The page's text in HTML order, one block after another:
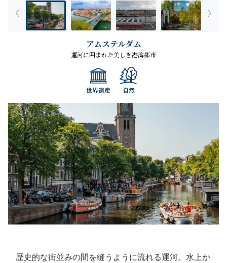
アムステルダム
運河に囲まれた美しき港湾都市
世界遺産 自然
歴史的な街並みの間を縫うように流れる運河。水上か